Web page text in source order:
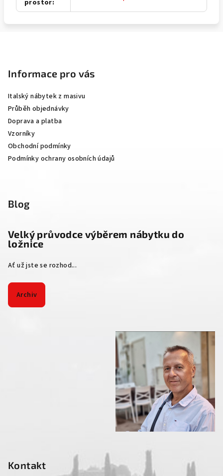
prostor:
Informace pro vás
Italský nábytek z masivu
Průběh objednávky
Doprava a platba
Vzorníky
Obchodní podmínky
Podmínky ochrany osobních údajů
Blog
Velký průvodce výběrem nábytku do
ložnice
Ať už jste se rozhod...
Archiv
Kontakt